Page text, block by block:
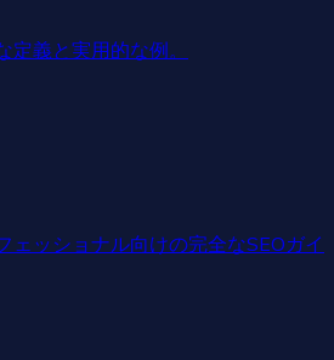
義と実用的な例。
ェッショナル向けの完全なSEOガイ